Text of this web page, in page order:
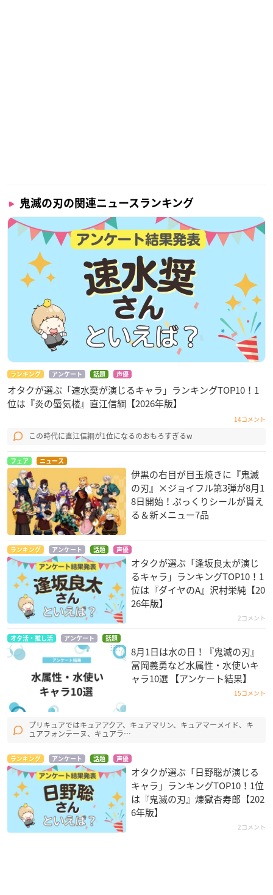
鬼滅の刃の関連ニュースランキング
ランキング アンケート 話題 声優
オタクが選ぶ「速水奨が演じるキャラ」ランキングTOP10！1
位は『炎の蜃気楼』直江信綱【2026年版】
14コメント
この時代に直江信綱が1位になるのおもろすぎるw
フェア ニュース
伊黒の右目が目玉焼きに『鬼滅
の刃』×ジョイフル第3弾が8月1
8日開始！ぷっくりシールが貰え
る＆新メニュー7品
ランキング アンケート 話題 声優
オタクが選ぶ「逢坂良太が演じ
るキャラ」ランキングTOP10！1
位は『ダイヤのA』沢村栄純【20
26年版】
2コメント
オタ活・推し活 アンケート 話題
8月1日は水の日！『鬼滅の刃』
冨岡義勇など水属性・水使いキ
ャラ10選 【アンケート結果】
15コメント
プリキュアではキュアアクア、キュアマリン、キュアマーメイド、キ
ュアフォンテーヌ、キュアラ…
ランキング アンケート 話題 声優
オタクが選ぶ「日野聡が演じる
キャラ」ランキングTOP10！1位
は『鬼滅の刃』煉󠄁獄杏寿郎【202
6年版】
2コメント